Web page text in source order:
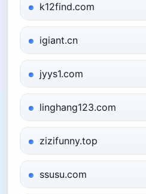
k12find.com
igiant.cn
jyys1.com
linghang123.com
zizifunny.top
ssusu.com